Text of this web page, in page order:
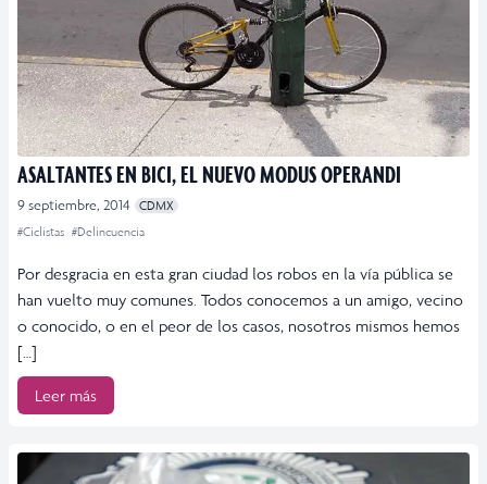
ASALTANTES EN BICI, EL NUEVO MODUS OPERANDI
9 septiembre, 2014
CDMX
#Ciclistas #Delincuencia
Por desgracia en esta gran ciudad los robos en la vía pública se
han vuelto muy comunes. Todos conocemos a un amigo, vecino
o conocido, o en el peor de los casos, nosotros mismos hemos
[…]
Leer más